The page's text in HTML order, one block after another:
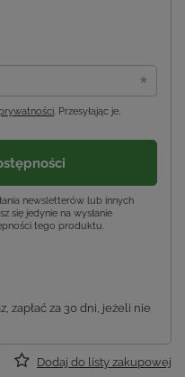
. Przesyłając je,
newsletterów lub innych
się jedynie na wysłanie
tego produktu.
zapłać za 30 dni, jeżeli nie
Dodaj do listy zakupowej